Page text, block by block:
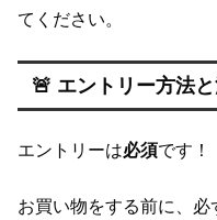
てください。
🚨 エントリー方法
エントリーは必須です！
お買い物をする前に、